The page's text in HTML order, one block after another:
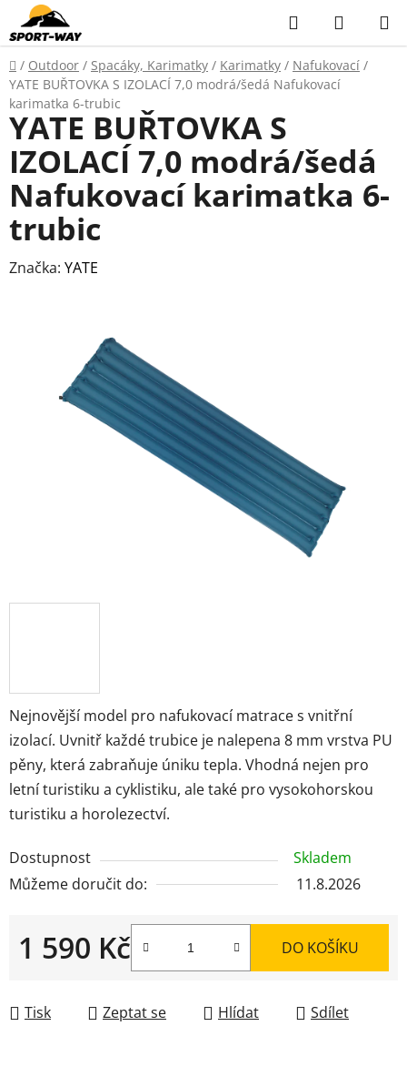
Přejít
na
obsah
Hledat
KOŠÍK
Domů
/ Outdoor / Spacáky, Karimatky / Karimatky / Nafukovací /
YATE BUŘTOVKA S IZOLACÍ 7,0 modrá/šedá Nafukovací
karimatka 6-trubic
Nejnovější model pro nafukovací matrace s vnitřní
izolací. Uvnitř každé trubice je nalepena 8 mm vrstva PU
pěny, která zabraňuje úniku tepla. Vhodná nejen pro
letní turistiku a cyklistiku, ale také pro vysokohorskou
turistiku a horolezectví.
Dostupnost
Skladem
Můžeme doručit do:
11.8.2026
1 590 Kč DO KOŠÍKU
Tisk Zeptat se Hlídat Sdílet
YATE BUŘTOVKA S
IZOLACÍ 7,0 modrá/šedá
Nafukovací karimatka 6-
trubic
Značka: YATE